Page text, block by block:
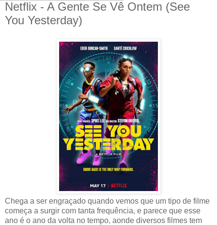
Netflix - A Gente Se Vê Ontem (See
You Yesterday)
Chega a ser engraçado quando vemos que um tipo de filme
começa a surgir com tanta frequência, e parece que esse
ano é o ano da volta no tempo, aonde diversos filmes tem